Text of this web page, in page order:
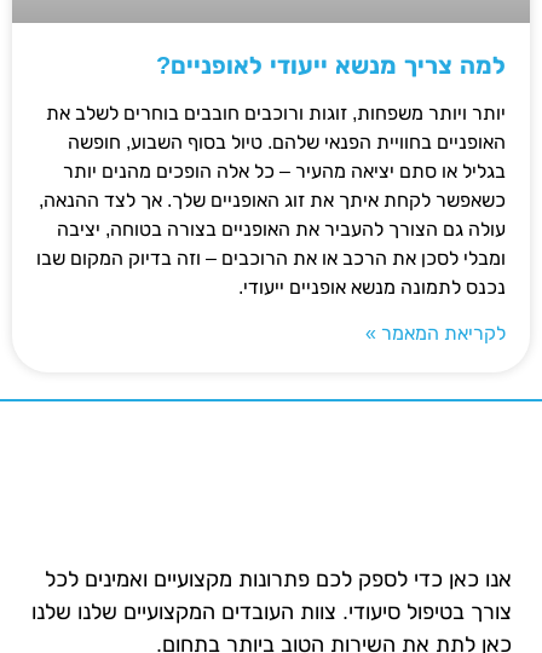
למה צריך מנשא ייעודי לאופניים?
יותר ויותר משפחות, זוגות ורוכבים חובבים בוחרים לשלב את
האופניים בחוויית הפנאי שלהם. טיול בסוף השבוע, חופשה
בגליל או סתם יציאה מהעיר – כל אלה הופכים מהנים יותר
כשאפשר לקחת איתך את זוג האופניים שלך. אך לצד ההנאה,
עולה גם הצורך להעביר את האופניים בצורה בטוחה, יציבה
ומבלי לסכן את הרכב או את הרוכבים – וזה בדיוק המקום שבו
נכנס לתמונה מנשא אופניים ייעודי.
לקריאת המאמר »
אנו כאן כדי לספק לכם פתרונות מקצועיים ואמינים לכל
צורך בטיפול סיעודי. צוות העובדים המקצועיים שלנו שלנו
כאן לתת את השירות הטוב ביותר בתחום.